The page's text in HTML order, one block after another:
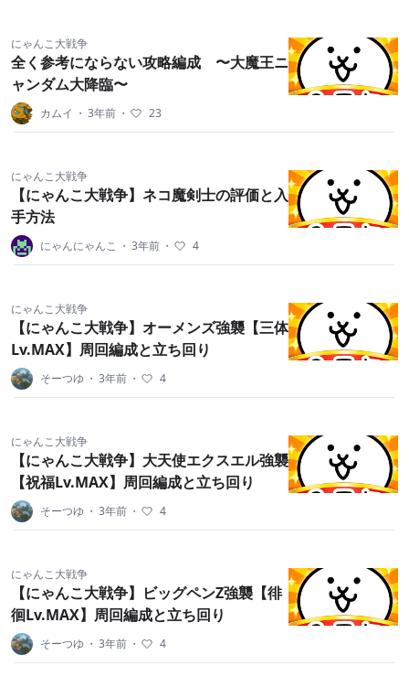
にゃんこ大戦争
全く参考にならない攻略編成 〜大魔王ニ
ャンダム大降臨〜
カムイ ・ 3年前 ・ 23
にゃんこ大戦争
【にゃんこ大戦争】ネコ魔剣士の評価と入
手方法
にゃんにゃんこ ・ 3年前 ・ 4
にゃんこ大戦争
【にゃんこ大戦争】オーメンズ強襲【三体
Lv.MAX】周回編成と立ち回り
そーつゆ ・ 3年前 ・ 4
にゃんこ大戦争
【にゃんこ大戦争】大天使エクスエル強襲
【祝福Lv.MAX】周回編成と立ち回り
そーつゆ ・ 3年前 ・ 4
にゃんこ大戦争
【にゃんこ大戦争】ビッグペンZ強襲【徘
徊Lv.MAX】周回編成と立ち回り
そーつゆ ・ 3年前 ・ 4